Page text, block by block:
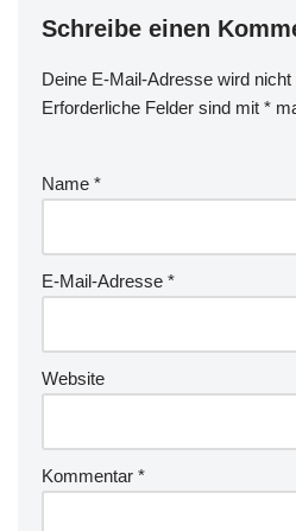
Schreibe einen
Deine E-Mail-Adresse wird nicht
Erforderliche Felder sind mit *
Name *
E-Mail-Adresse *
Website
Kommentar *